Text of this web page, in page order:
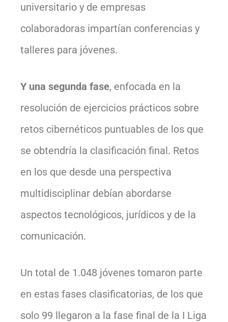
universitario y de empresas
colaboradoras impartían conferencias y
talleres para jóvenes.
Y una segunda fase, enfocada en la
resolución de ejercicios prácticos sobre
retos cibernéticos puntuables de los que
se obtendría la clasificación final. Retos
en los que desde una perspectiva
multidisciplinar debían abordarse
aspectos tecnológicos, jurídicos y de la
comunicación.
Un total de 1.048 jóvenes tomaron parte
en estas fases clasificatorias, de los que
solo 99 llegaron a la fase final de la I Liga